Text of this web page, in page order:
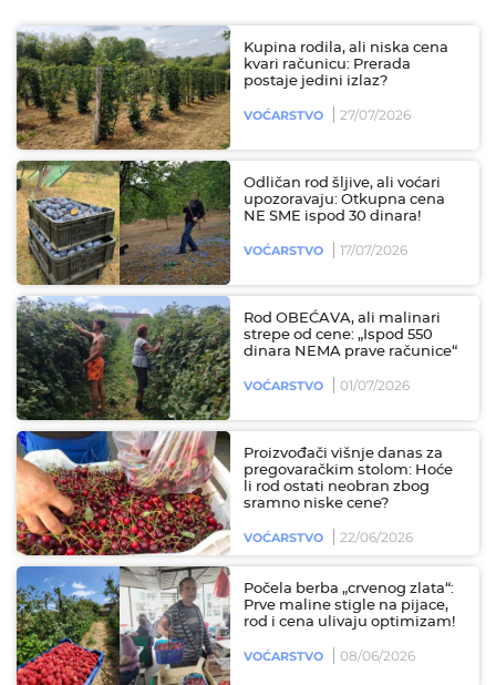
Kupina rodila, ali niska cena
kvari računicu: Prerada
postaje jedini izlaz?
VOĆARSTVO 27/07/2026
Odličan rod šljive, ali voćari
upozoravaju: Otkupna cena
NE SME ispod 30 dinara!
VOĆARSTVO 17/07/2026
Rod OBEĆAVA, ali malinari
strepe od cene: „Ispod 550
dinara NEMA prave računice“
VOĆARSTVO 01/07/2026
Proizvođači višnje danas za
pregovaračkim stolom: Hoće
li rod ostati neobran zbog
sramno niske cene?
VOĆARSTVO 22/06/2026
Počela berba „crvenog zlata“:
Prve maline stigle na pijace,
rod i cena ulivaju optimizam!
VOĆARSTVO 08/06/2026